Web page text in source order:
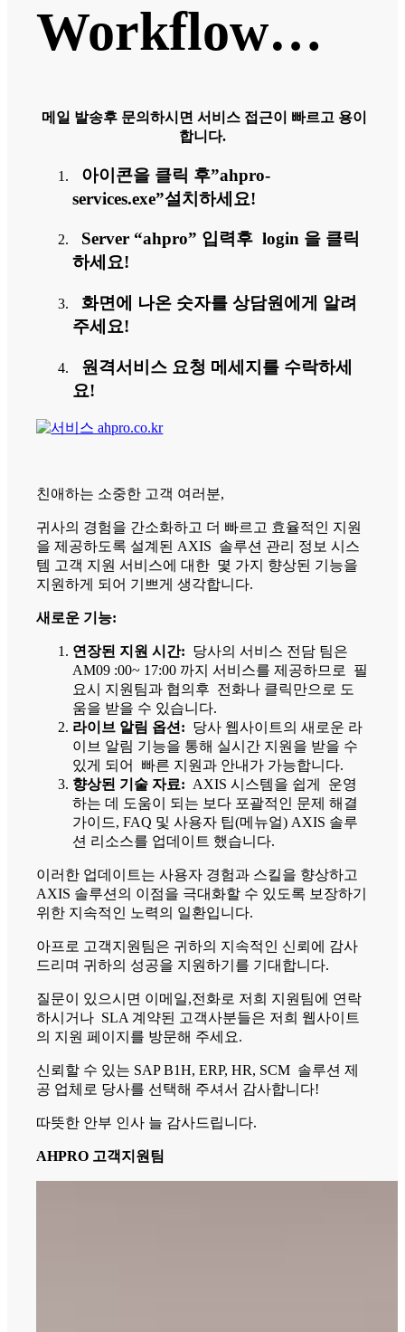
Workflow…
메일 발송후 문의하시면 서비스 접근이 빠르고 용이
합니다.
아이콘을 클릭 후”ahpro-
services.exe”설치하세요!
Server “ahpro” 입력후 login 을 클릭
하세요!
화면에 나온 숫자를 상담원에게 알려
주세요!
원격서비스 요청 메세지를 수락하세
요!
친애하는 소중한 고객 여러분,
귀사의 경험을 간소화하고 더 빠르고 효율적인 지원
을 제공하도록 설계된 AXIS 솔루션 관리 정보 시스
템 고객 지원 서비스에 대한 몇 가지 향상된 기능을
지원하게 되어 기쁘게 생각합니다.
새로운 기능:
연장된 지원 시간: 당사의 서비스 전담 팀은
AM09 :00~ 17:00 까지 서비스를 제공하므로 필
요시 지원팀과 협의후 전화나 클릭만으로 도
움을 받을 수 있습니다.
라이브 알림 옵션: 당사 웹사이트의 새로운 라
이브 알림 기능을 통해 실시간 지원을 받을 수
있게 되어 빠른 지원과 안내가 가능합니다.
향상된 기술 자료: AXIS 시스템을 쉽게 운영
하는 데 도움이 되는 보다 포괄적인 문제 해결
가이드, FAQ 및 사용자 팁(메뉴얼) AXIS 솔루
션 리소스를 업데이트 했습니다.
이러한 업데이트는 사용자 경험과 스킬을 향상하고
AXIS 솔루션의 이점을 극대화할 수 있도록 보장하기
위한 지속적인 노력의 일환입니다.
아프로 고객지원팀은 귀하의 지속적인 신뢰에 감사
드리며 귀하의 성공을 지원하기를 기대합니다.
질문이 있으시면 이메일,전화로 저희 지원팀에 연락
하시거나 SLA 계약된 고객사분들은 저희 웹사이트
의 지원 페이지를 방문해 주세요.
신뢰할 수 있는 SAP B1H, ERP, HR, SCM 솔루션 제
공 업체로 당사를 선택해 주셔서 감사합니다!
따뜻한 안부 인사 늘 감사드립니다.
AHPRO 고객지원팀